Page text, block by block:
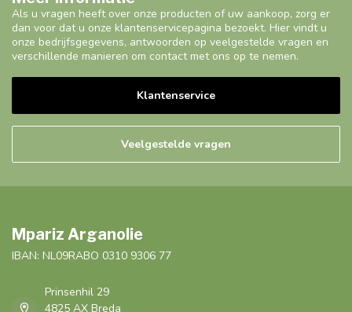
Als u vragen heeft over onze producten of uw aankoop, zorg er
dan voor dat u onze klantenservicepagina bezoekt. Hier vindt u
onze bedrijfsgegevens, antwoorden op veelgestelde vragen en
verschillende manieren om contact met ons op te nemen.
Klantenservice
Veelgestelde vragen
Mpariz Arganolie
IBAN: NL09RABO 0310 9306 77
Prinsenhil 29
4825 AX Breda